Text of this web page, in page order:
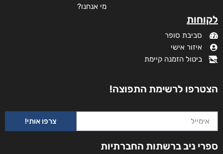
שדים ושלדים בארון הקודש
₪50
–
₪ 65
לקוחות
סביבת סופר
איזור אישי
ביטול הזמנה קיימת
מי אנחנו?
הצטרפו לרשימת התפוצה!
צרפו אותי!
ספרי ניב ברשתות החברתיות